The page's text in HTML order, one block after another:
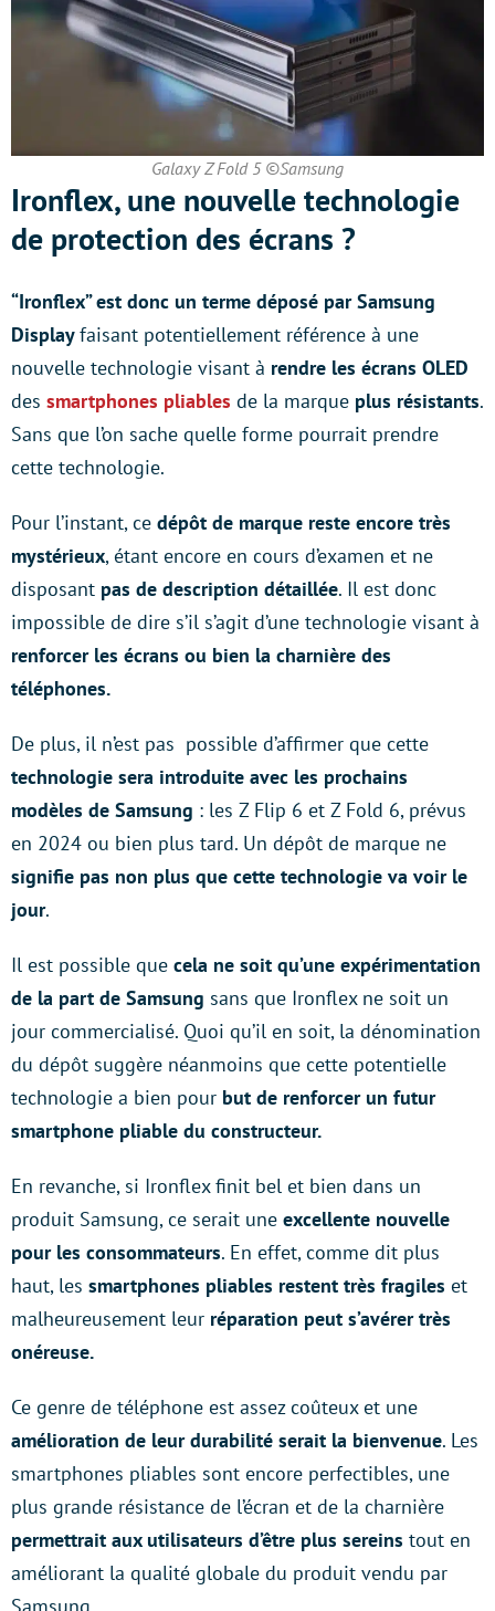
Galaxy Z Fold 5 ©Samsung
Ironflex, une nouvelle technologie
de protection des écrans ?
“Ironflex” est donc un terme déposé par Samsung
Displayfaisant potentiellement référence à une
nouvelle technologie visant à rendre les écrans OLED
des smartphones pliables de la marque plus résistants.
Sans que l’on sache quelle forme pourrait prendre
cette technologie.
Pour l’instant, ce dépôt de marque reste encore très
mystérieux, étant encore en cours d’examen et ne
disposant pas de description détaillée. Il est donc
impossible de dire s’il s’agit d’une technologie visant à
renforcer les écrans ou bien la charnière des
téléphones.
De plus, il n’est pas possible d’affirmer que cette
technologie sera introduite avec les prochains
modèles de Samsung : les Z Flip 6 et Z Fold 6, prévus
en 2024 ou bien plus tard. Un dépôt de marque ne
signifie pas non plus que cette technologie va voir le
jour.
Il est possible que cela ne soit qu’une expérimentation
de la part de Samsung sans que Ironflex ne soit un
jour commercialisé. Quoi qu’il en soit, la dénomination
du dépôt suggère néanmoins que cette potentielle
technologie a bien pour but de renforcer un futur
smartphone pliable du constructeur.
En revanche, si Ironflex finit bel et bien dans un
produit Samsung, ce serait une excellente nouvelle
pour les consommateurs. En effet, comme dit plus
haut, les smartphones pliables restent très fragiles et
malheureusement leur réparation peut s’avérer très
onéreuse.
Ce genre de téléphone est assez coûteux et une
amélioration de leur durabilité serait la bienvenue. Les
smartphones pliables sont encore perfectibles, une
plus grande résistance de l’écran et de la charnière
permettrait aux utilisateurs d’être plus sereins tout en
améliorant la qualité globale du produit vendu par